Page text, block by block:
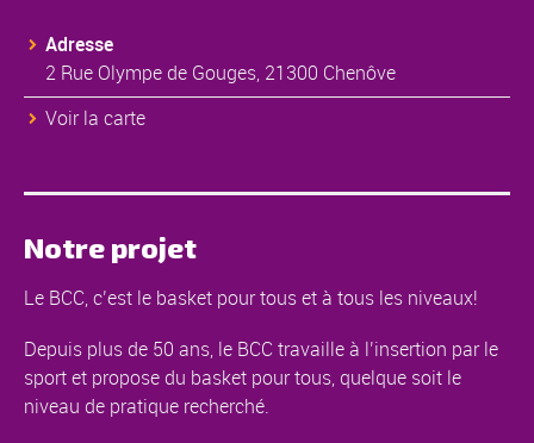
Adresse
2 Rue Olympe de Gouges, 21300 Chenôve
Voir la carte
Notre projet
Le BCC, c’est le basket pour tous et à tous les niveaux!
Depuis plus de 50 ans, le BCC travaille à l’insertion par le
sport et propose du basket pour tous, quelque soit le
niveau de pratique recherché.